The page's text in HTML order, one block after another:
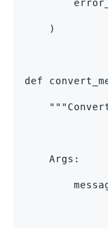
    )
def
    Args: